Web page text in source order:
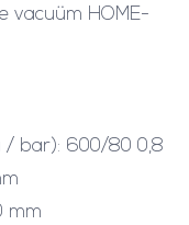
vacuüm HOME-
/ bar): 600/80 0,8
mm